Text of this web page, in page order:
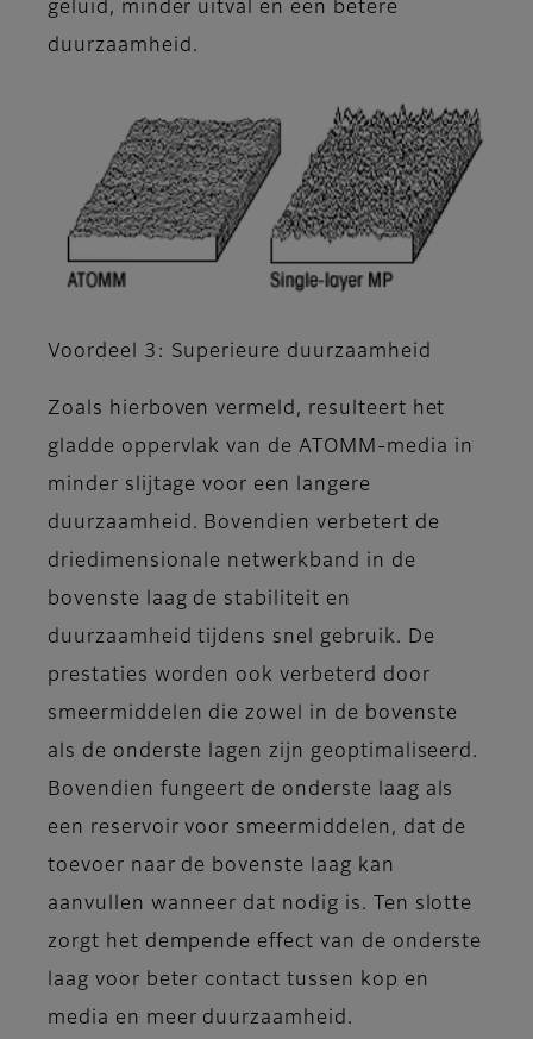
geluid, minder uitval en een betere
duurzaamheid.
Voordeel 3: Superieure duurzaamheid
Zoals hierboven vermeld, resulteert het
gladde oppervlak van de ATOMM-media in
minder slijtage voor een langere
duurzaamheid. Bovendien verbetert de
driedimensionale netwerkband in de
bovenste laag de stabiliteit en
duurzaamheid tijdens snel gebruik. De
prestaties worden ook verbeterd door
smeermiddelen die zowel in de bovenste
als de onderste lagen zijn geoptimaliseerd.
Bovendien fungeert de onderste laag als
een reservoir voor smeermiddelen, dat de
toevoer naar de bovenste laag kan
aanvullen wanneer dat nodig is. Ten slotte
zorgt het dempende effect van de onderste
laag voor beter contact tussen kop en
media en meer duurzaamheid.